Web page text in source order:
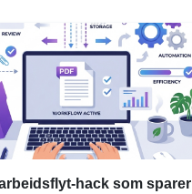
hack som sparer